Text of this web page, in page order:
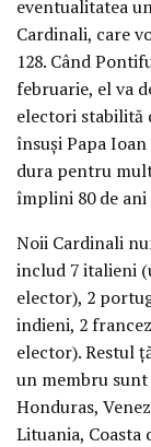
eventualitatea
Cardinali, care
128. Când
februarie, el va
electori stabilită
însuşi Papa
dura pentru
împlini 80 de
Noii Cardinali
includ 7 italieni
elector), 2
indieni, 2
elector). Restul
un membru sunt
Honduras,
Lituania, Coasta